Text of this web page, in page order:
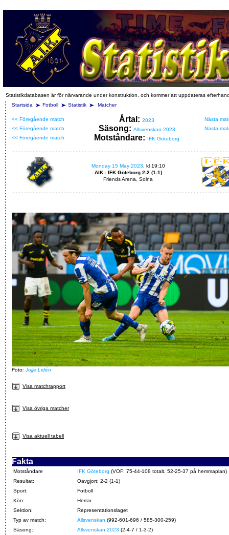
Statistikdatabasen är för närvarande under konstruktion, och kommer att uppdateras
Startsida
Fotboll Statistik Matcher
<< Föregående match Årtal: 2023
Nästa
<< Föregående match
Säsong: Allsvenskan 2023
Nästa
<< Föregående match
Motståndare: IFK Göteborg
Monday 15 May 2023 , kl 19:10
AIK - IFK Göteborg 2-2 (1-1)
Friends Arena, Solna
Foto: Jojje Lidén
Visa matchrapport
Visa övriga matcher
Visa aktuell tabell
Fakta
Motståndare IFK Göteborg (VOF: 75-44-108 totalt, 52-25-37 på hemmaplan)
Resultat:
Oavgjort: 2-2 (1-1)
Sport:
Fotboll
Kön:
Herrar
Sektion:
Representationslaget
Typ av match:
Allsvenskan (992-601-696 / 585-300-259)
Säsong:
Allsvenskan 2023 (2-4-7 / 1-3-2)